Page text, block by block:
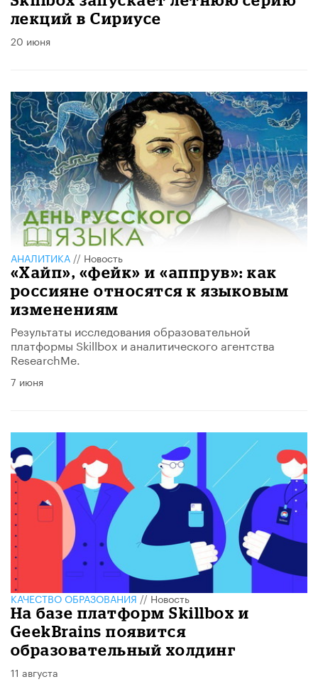
лекций в Сириусе
20 июня
АНАЛИТИКА // Новость
«Хайп», «фейк» и «аппрув»: как
россияне относятся к языковым
изменениям
Результаты исследования образовательной
платформы Skillbox и аналитического агентства
ResearchMe.
7 июня
КАЧЕСТВО ОБРАЗОВАНИЯ//Новость
На базе платформ Skillbox и
GeekBrains появится
образовательный холдинг
11 августа